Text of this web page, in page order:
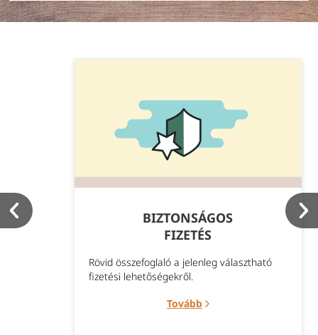
BIZTONSÁGOS
FIZETÉS
Rövid összefoglaló a jelenleg választható
fizetési lehetőségekről.
Tovább